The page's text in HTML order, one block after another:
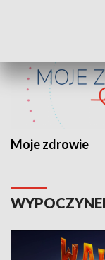
Moje zdrowie